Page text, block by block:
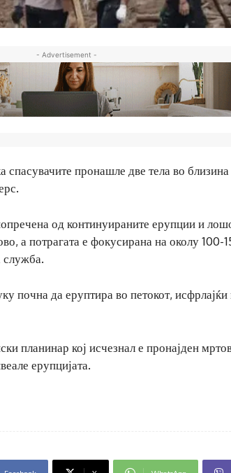
- Advertisement -
пронашле две тела во
од континуираните ерупции и
а потрагата е фокусирана на околу 100-
служба.
почна да еруптира во петокот,
планинар кој исчезнал е пронајден
ерупцијата.